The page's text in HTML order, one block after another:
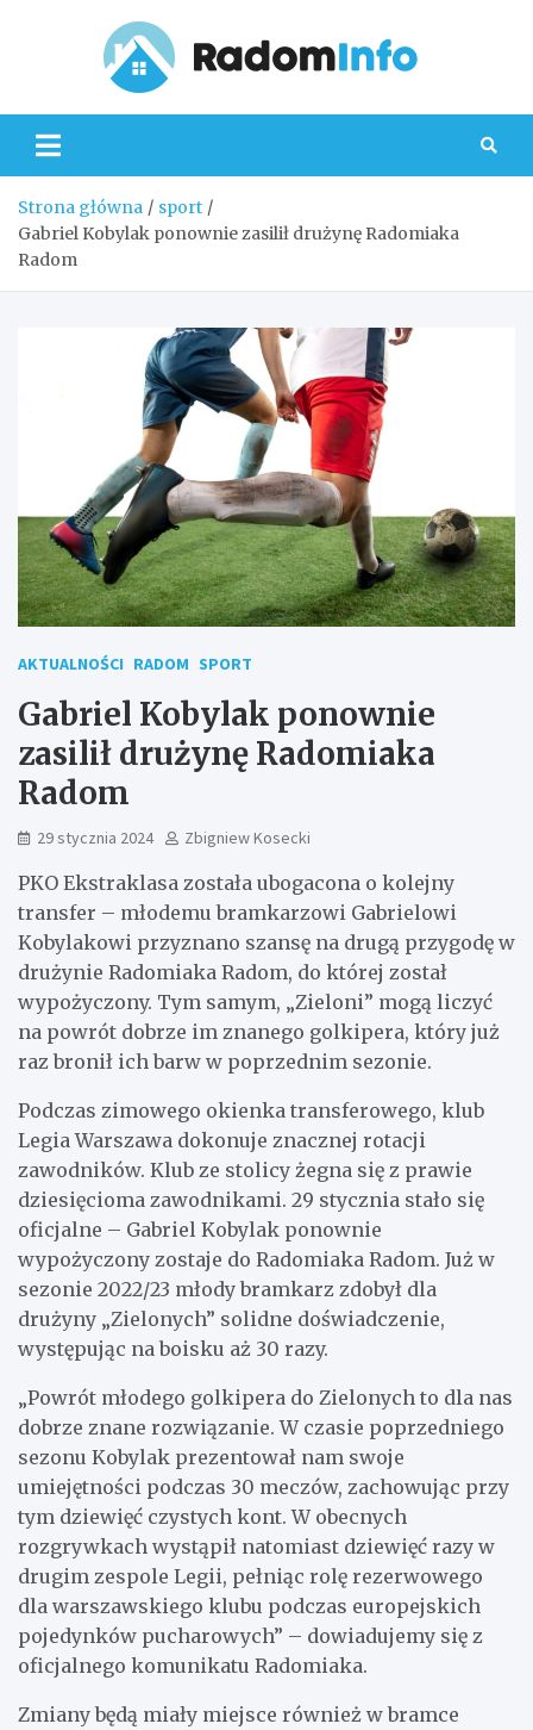
Strona główna
sport
Gabriel Kobylak ponownie zasilił drużynę Radomiaka
Radom
AKTUALNOŚCI RADOM SPORT
Gabriel Kobylak ponownie
zasilił drużynę Radomiaka
Radom
29 stycznia 2024 Zbigniew Kosecki
PKO Ekstraklasa została ubogacona o kolejny
transfer – młodemu bramkarzowi Gabrielowi
Kobylakowi przyznano szansę na drugą przygodę w
drużynie Radomiaka Radom, do której został
wypożyczony. Tym samym, „Zieloni” mogą liczyć
na powrót dobrze im znanego golkipera, który już
raz bronił ich barw w poprzednim sezonie.
Podczas zimowego okienka transferowego, klub
Legia Warszawa dokonuje znacznej rotacji
zawodników. Klub ze stolicy żegna się z prawie
dziesięcioma zawodnikami. 29 stycznia stało się
oficjalne – Gabriel Kobylak ponownie
wypożyczony zostaje do Radomiaka Radom. Już w
sezonie 2022/23 młody bramkarz zdobył dla
drużyny „Zielonych” solidne doświadczenie,
występując na boisku aż 30 razy.
„Powrót młodego golkipera do Zielonych to dla nas
dobrze znane rozwiązanie. W czasie poprzedniego
sezonu Kobylak prezentował nam swoje
umiejętności podczas 30 meczów, zachowując przy
tym dziewięć czystych kont. W obecnych
rozgrywkach wystąpił natomiast dziewięć razy w
drugim zespole Legii, pełniąc rolę rezerwowego
dla warszawskiego klubu podczas europejskich
pojedynków pucharowych” – dowiadujemy się z
oficjalnego komunikatu Radomiaka.
Zmiany będą miały miejsce również w bramce